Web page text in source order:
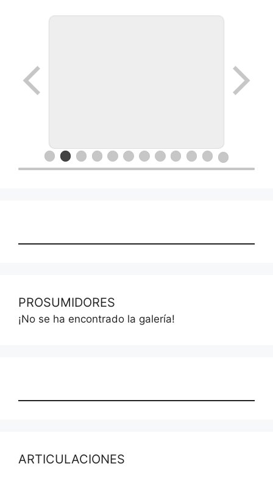
PROSUMIDORES
¡No se ha encontrado la galería!
ARTICULACIONES